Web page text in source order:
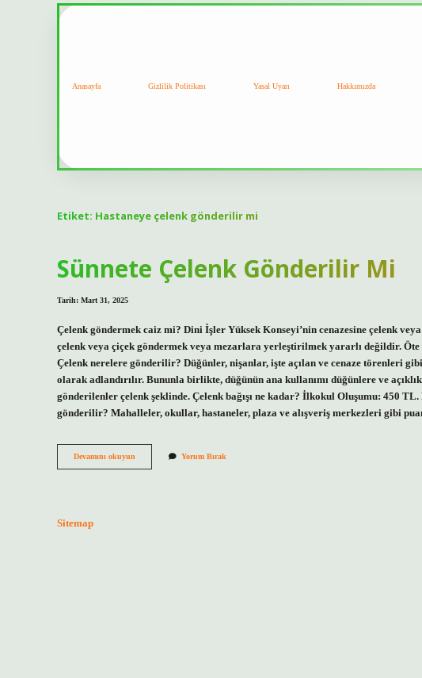
Anasayfa Gizlilik Politikası Yasal Uyarı Hakkımızda
Etiket: Hastaneye çelenk gönderilir mi
Sünnete Çelenk Gönderilir Mi
Tarih: Mart 31, 2025
Çelenk göndermek caiz mi? Dini İşler Yüksek Konseyi’nin cenazesine çelenk
çelenk veya çiçek göndermek veya mezarlara yerleştirilmek yararlı değildir.
Çelenk nerelere gönderilir? Düğünler, nişanlar, işte açılan ve cenaze törenleri
olarak adlandırılır. Bununla birlikte, düğünün ana kullanımı düğünlere ve
gönderilenler çelenk şeklinde. Çelenk bağışı ne kadar? İlkokul Oluşumu: 450
gönderilir? Mahalleler, okullar, hastaneler, plaza ve alışveriş merkezleri gibi
Devamını okuyun
Çelenk
Yorum Bırak
Sitemap